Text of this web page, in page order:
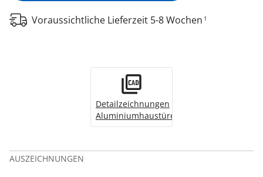
Voraussichtliche Lieferzeit 5-8 Wochen 1
Detailzeichnungen
Aluminiumhaustüren
AUSZEICHNUNGEN